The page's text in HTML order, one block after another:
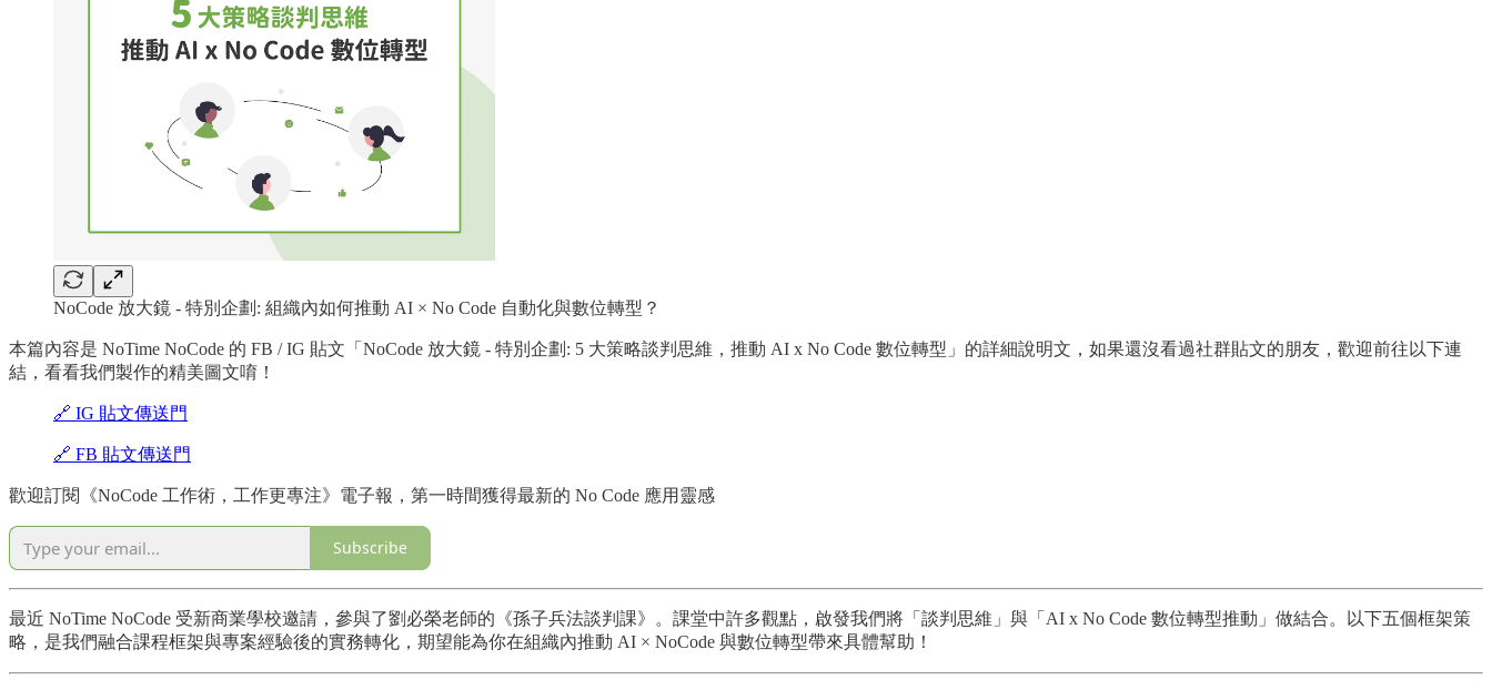
NoCode 放大鏡 - 特別企劃: 組織內如何推動 AI × No Code 自動化與數位轉型？
本篇內容是 NoTime NoCode 的 FB / IG 貼文「NoCode 放大鏡 - 特別企劃: 5 大策略談判思維，推動 AI x No Code 數位轉型」的詳細說明文，如果還沒看過社群貼文的朋友，歡迎前往以下連
結，看看我們製作的精美圖文唷！
🔗 IG 貼文傳送門
🔗 FB 貼文傳送門
歡迎訂閱《NoCode 工作術，工作更專注》電子報，第一時間獲得最新的 No Code 應用靈感
Subscribe
最近 NoTime NoCode 受新商業學校邀請，參與了劉必榮老師的《孫子兵法談判課》。課堂中許多觀點，啟發我們將「談判思維」與「AI x No Code 數位轉型推動」做結合。以下五個框架策
略，是我們融合課程框架與專案經驗後的實務轉化，期望能為你在組織內推動 AI × NoCode 與數位轉型帶來具體幫助！